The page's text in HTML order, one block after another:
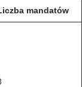
mandatów